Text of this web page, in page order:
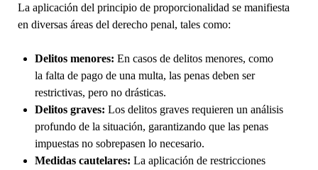
La aplicación del principio de proporcionalidad se manifiesta
en diversas áreas del derecho penal, tales como:
Delitos menores: En casos de delitos menores, como
la falta de pago de una multa, las penas deben ser
restrictivas, pero no drásticas.
Delitos graves: Los delitos graves requieren un análisis
profundo de la situación, garantizando que las penas
impuestas no sobrepasen lo necesario.
Medidas cautelares: La aplicación de restricciones